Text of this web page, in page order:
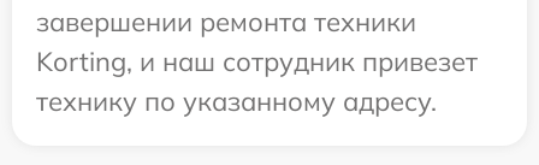
завершении ремонта техники
Korting, и наш сотрудник привезет
технику по указанному адресу.